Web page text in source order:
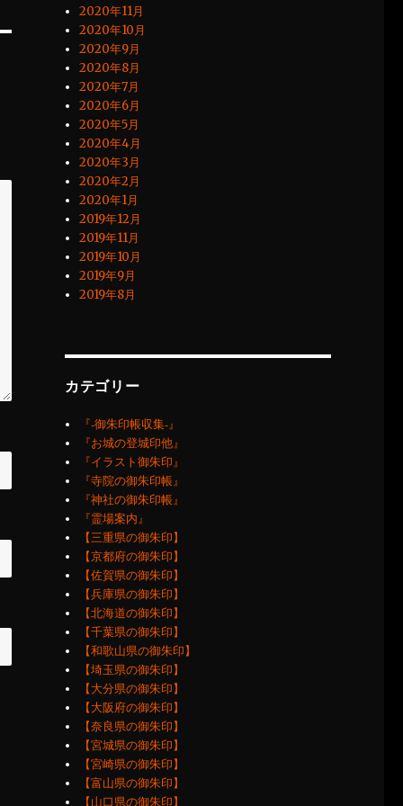
2020年11月
2020年10月
2020年9月
2020年8月
2020年7月
2020年6月
2020年5月
2020年4月
2020年3月
2020年2月
2020年1月
2019年12月
2019年11月
2019年10月
2019年9月
2019年8月
カテゴリー
『‐御朱印帳収集‐』
『お城の登城印他』
『イラスト御朱印』
『寺院の御朱印帳』
『神社の御朱印帳』
『霊場案内』
【三重県の御朱印】
【京都府の御朱印】
【佐賀県の御朱印】
【兵庫県の御朱印】
【北海道の御朱印】
【千葉県の御朱印】
【和歌山県の御朱印】
【埼玉県の御朱印】
【大分県の御朱印】
【大阪府の御朱印】
【奈良県の御朱印】
【宮城県の御朱印】
【宮崎県の御朱印】
【富山県の御朱印】
【山口県の御朱印】